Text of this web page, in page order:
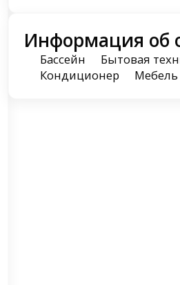
Информация об
Бассейн Бытовая
Кондиционер
Мебель